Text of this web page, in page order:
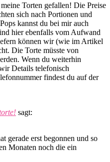
Torten gefallen! Die Preise
sich nach Portionen und
kannst du bei mir auch
hier ebenfalls vom Aufwand
können wir (wie im Artikel
Die Torte müsste von
Wenn du weiterhin
Details telefonisch
findest du auf der
sagt:
gerade erst begonnen und so
Monaten noch die ein